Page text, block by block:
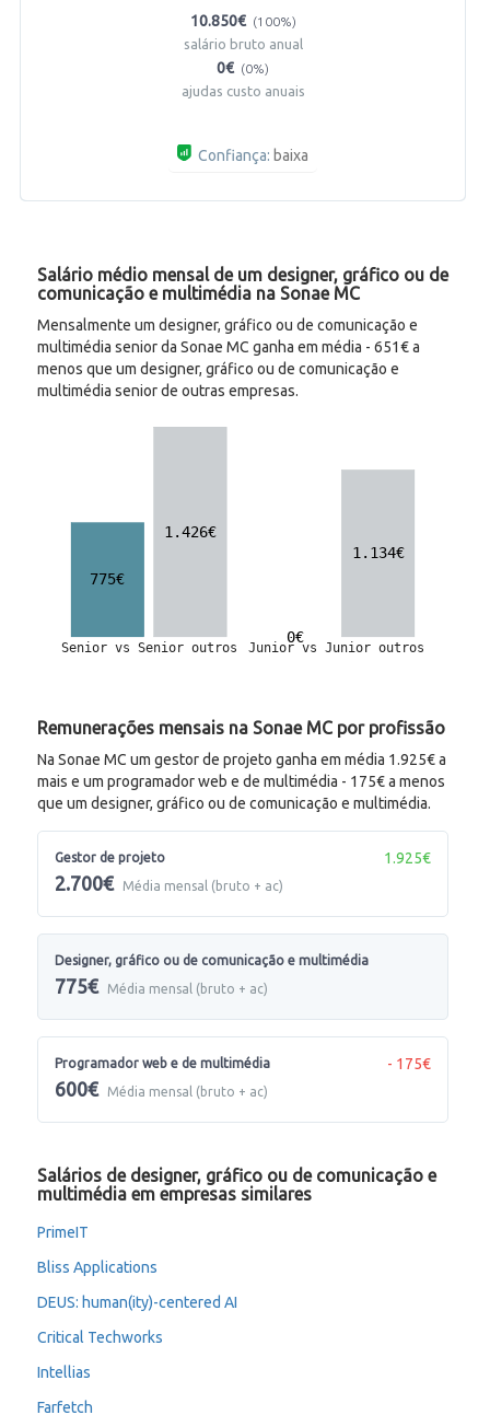
10.850€ (100%)
salário bruto anual
0€ (0%)
ajudas custo anuais
Confiança: baixa
Salário médio mensal de um designer, gráfico ou de
comunicação e multimédia na Sonae MC
Mensalmente um designer, gráfico ou de comunicação e
multimédia senior da Sonae MC ganha em média - 651€ a
menos que um designer, gráfico ou de comunicação e
multimédia senior de outras empresas.
Remunerações mensais na Sonae MC por profissão
Na Sonae MC um gestor de projeto ganha em média 1.925€ a
mais e um programador web e de multimédia - 175€ a menos
que um designer, gráfico ou de comunicação e multimédia.
Gestor de projeto
2.700€ Média mensal (bruto + ac)
1.925€
Designer, gráfico ou de comunicação e multimédia
775€ Média mensal (bruto + ac)
Programador web e de multimédia
600€ Média mensal (bruto + ac)
- 175€
Salários de designer, gráfico ou de comunicação e
multimédia em empresas similares
PrimeIT
Bliss Applications
DEUS: human(ity)-centered AI
Critical Techworks
Intellias
Farfetch